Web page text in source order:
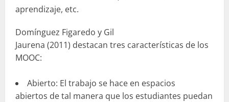
aprendizaje, etc.
Domínguez Figaredo y Gil
Jaurena (2011) destacan tres características de los
MOOC:
Abierto: El trabajo se hace en espacios
abiertos de tal manera que los estudiantes puedan